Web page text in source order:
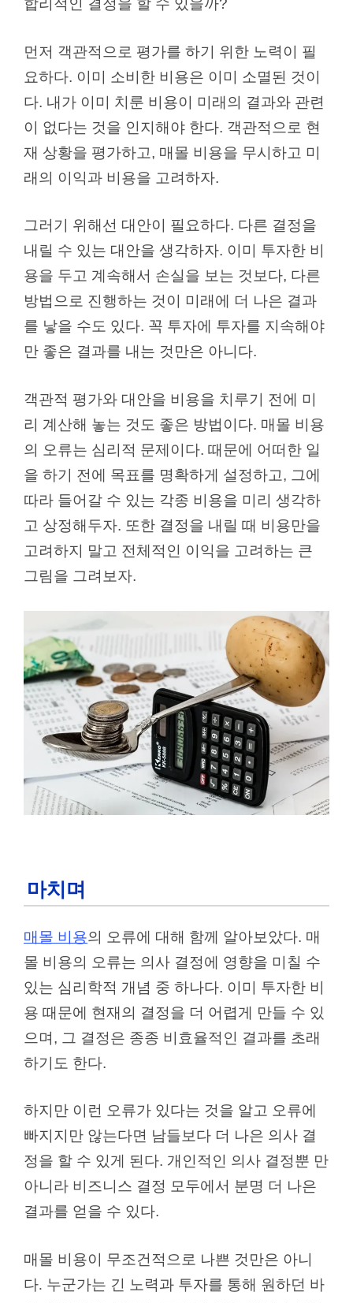
합리적인 결정을 할 수 있을까?
먼저 객관적으로 평가를 하기 위한 노력이 필
요하다. 이미 소비한 비용은 이미 소멸된 것이
다. 내가 이미 치룬 비용이 미래의 결과와 관련
이 없다는 것을 인지해야 한다. 객관적으로 현
재 상황을 평가하고, 매몰 비용을 무시하고 미
래의 이익과 비용을 고려하자.
그러기 위해선 대안이 필요하다. 다른 결정을
내릴 수 있는 대안을 생각하자. 이미 투자한 비
용을 두고 계속해서 손실을 보는 것보다, 다른
방법으로 진행하는 것이 미래에 더 나은 결과
를 낳을 수도 있다. 꼭 투자에 투자를 지속해야
만 좋은 결과를 내는 것만은 아니다.
객관적 평가와 대안을 비용을 치루기 전에 미
리 계산해 놓는 것도 좋은 방법이다. 매몰 비용
의 오류는 심리적 문제이다. 때문에 어떠한 일
을 하기 전에 목표를 명확하게 설정하고, 그에
따라 들어갈 수 있는 각종 비용을 미리 생각하
고 상정해두자. 또한 결정을 내릴 때 비용만을
고려하지 말고 전체적인 이익을 고려하는 큰
그림을 그려보자.
마치며
매몰 비용의 오류에 대해 함께 알아보았다. 매
몰 비용의 오류는 의사 결정에 영향을 미칠 수
있는 심리학적 개념 중 하나다. 이미 투자한 비
용 때문에 현재의 결정을 더 어렵게 만들 수 있
으며, 그 결정은 종종 비효율적인 결과를 초래
하기도 한다.
하지만 이런 오류가 있다는 것을 알고 오류에
빠지지만 않는다면 남들보다 더 나은 의사 결
정을 할 수 있게 된다. 개인적인 의사 결정뿐 만
아니라 비즈니스 결정 모두에서 분명 더 나은
결과를 얻을 수 있다.
매몰 비용이 무조건적으로 나쁜 것만은 아니
다. 누군가는 긴 노력과 투자를 통해 원하던 바